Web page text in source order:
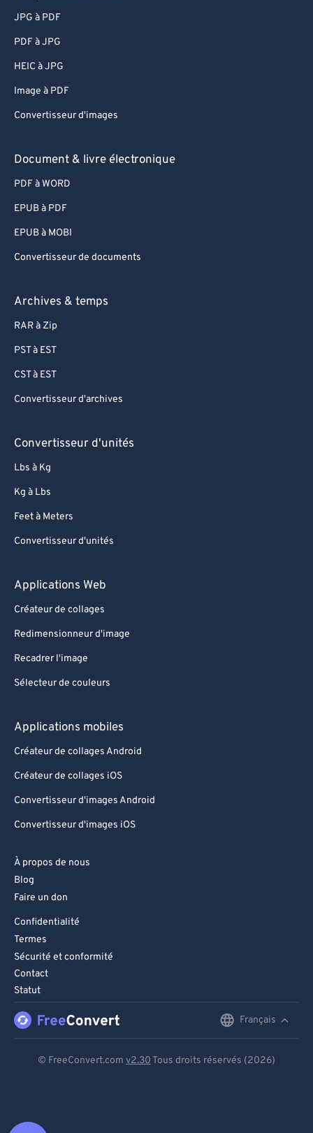
JPG à PDF
PDF à JPG
HEIC à JPG
Image à PDF
Convertisseur d'images
Document & livre électronique
PDF à WORD
EPUB à PDF
EPUB à MOBI
Convertisseur de documents
Archives & temps
RAR à Zip
PST à EST
CST à EST
Convertisseur d'archives
Convertisseur d'unités
Lbs à Kg
Kg à Lbs
Feet à Meters
Convertisseur d'unités
Applications Web
Créateur de collages
Redimensionneur d'image
Recadrer l'image
Sélecteur de couleurs
Applications mobiles
Créateur de collages Android
Créateur de collages iOS
Convertisseur d'images Android
Convertisseur d'images iOS
À propos de nous
Blog
Faire un don
Confidentialité
Termes
Sécurité et conformité
Contact
Statut
Français
© FreeConvert.com v2.30 Tous droits réservés (2026)